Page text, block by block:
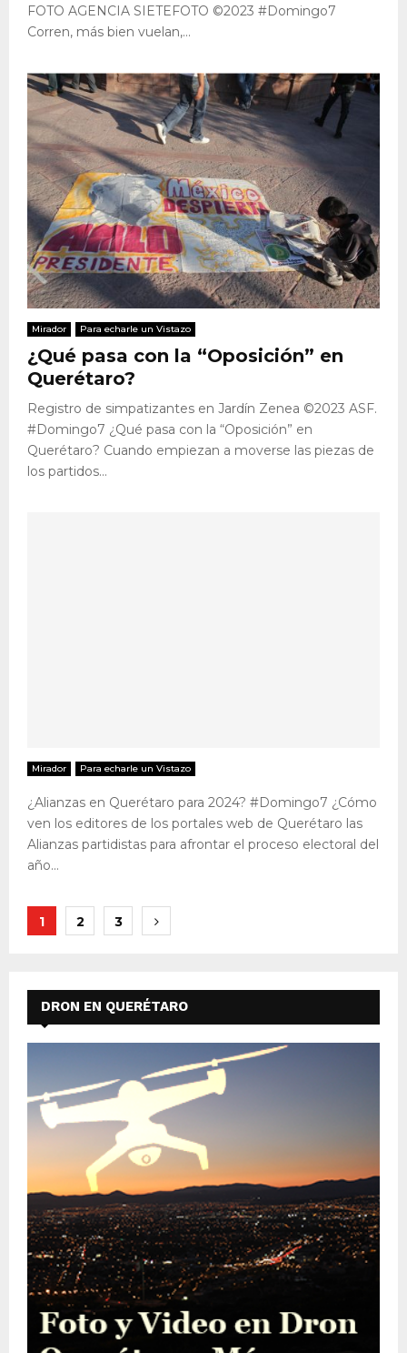
FOTO AGENCIA SIETEFOTO ©2023 #Domingo7
Corren, más bien vuelan,...
Mirador Para echarle un Vistazo
¿Qué pasa con la “Oposición” en
Querétaro?
Registro de simpatizantes en Jardín Zenea ©2023 ASF.
#Domingo7 ¿Qué pasa con la “Oposición” en
Querétaro? Cuando empiezan a moverse las piezas de
los partidos...
Mirador Para echarle un Vistazo
¿Alianzas en Querétaro para 2024? #Domingo7 ¿Cómo
ven los editores de los portales web de Querétaro las
Alianzas partidistas para afrontar el proceso electoral del
año...
Paginación
entradas
1 2 3
DRON EN QUERÉTARO